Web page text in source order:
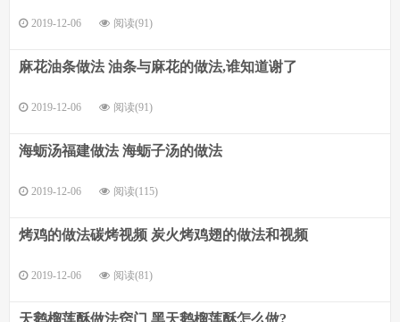
2019-12-06 阅读(91)
麻花油条做法 油条与麻花的做法,谁知道谢了
2019-12-06 阅读(91)
海蛎汤福建做法 海蛎子汤的做法
2019-12-06 阅读(115)
烤鸡的做法碳烤视频 炭火烤鸡翅的做法和视频
2019-12-06 阅读(81)
天鹅榴莲酥做法窍门 黑天鹅榴莲酥怎么做?